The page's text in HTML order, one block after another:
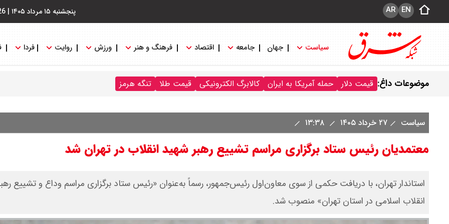
پنجشنبه ۱۵ مرداد ۱۴۰۵ | EN
AR
سیاست جهان جامعه اقتصاد فرهنگ و هنر ورزش روایت فردا
موضوعات داغ: قیمت دلار حمله آمریکا به ایران کالابرگ الکترونیکی قیمت طلا تنگه هرمز
سیاست ۲۷ خرداد ۱۴۰۵
معتمدیان رئیس ستاد برگزاری مراسم تشییع رهبر شهید انقلاب در تهران شد
استاندار تهران، با دریافت حکمی از سوی معاون‌اول رئیس‌جمهور، رسماً به‌عنوان «رئیس ستاد برگزاری مراسم وداع و تشییع
انقلاب اسلامی در استان تهران» منصوب شد.